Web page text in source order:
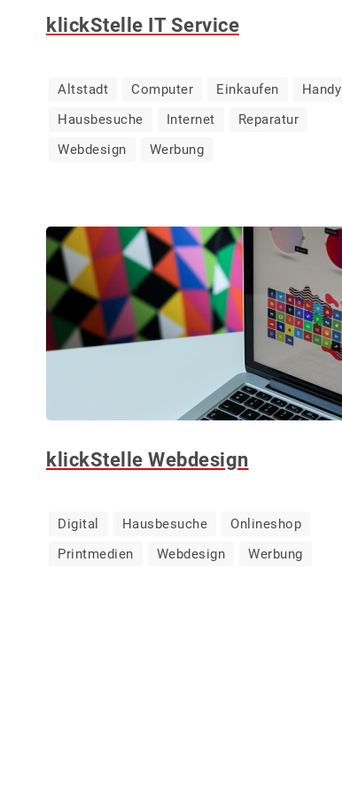
klickStelle IT Service
Altstadt Computer Einkaufen
Handy
Hausbesuche
Internet
Reparatur
Webdesign
Werbung
klickStelle Webdesign
Digital Hausbesuche
Onlineshop
Printmedien
Webdesign Werbung